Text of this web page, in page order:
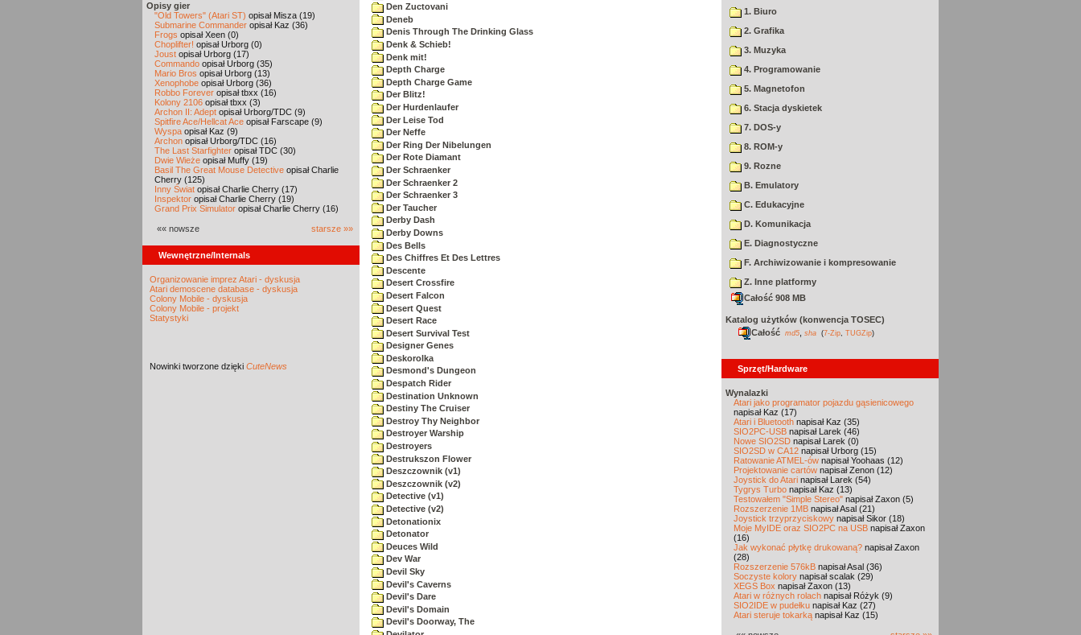
Opisy gier
"Old Towers" (Atari ST) opisał Misza (19)
Submarine Commander opisał Kaz (36)
Frogs opisał Xeen (0)
Choplifter! opisał Urborg (0)
Joust opisał Urborg (17)
Commando opisał Urborg (35)
Mario Bros opisał Urborg (13)
Xenophobe opisał Urborg (36)
Robbo Forever opisał tbxx (16)
Kolony 2106 opisał tbxx (3)
Archon II: Adept opisał Urborg/TDC (9)
Spitfire Ace/Hellcat Ace opisał Farscape (9)
Wyspa opisał Kaz (9)
Archon opisał Urborg/TDC (16)
The Last Starfighter opisał TDC (30)
Dwie Wieże opisał Muffy (19)
Basil The Great Mouse Detective opisał Charlie
Cherry (125)
Inny Świat opisał Charlie Cherry (17)
Inspektor opisał Charlie Cherry (19)
Grand Prix Simulator opisał Charlie Cherry (16)
«« nowsze starsze »»
Wewnętrzne/Internals
Organizowanie imprez Atari - dyskusja
Atari demoscene database - dyskusja
Colony Mobile - dyskusja
Colony Mobile - projekt
Statystyki
Nowinki tworzone dzięki CuteNews
Den Zuctovani
Deneb
Denis Through The Drinking Glass
Denk & Schieb!
Denk mit!
Depth Charge
Depth Charge Game
Der Blitz!
Der Hurdenlaufer
Der Leise Tod
Der Neffe
Der Ring Der Nibelungen
Der Rote Diamant
Der Schraenker
Der Schraenker 2
Der Schraenker 3
Der Taucher
Derby Dash
Derby Downs
Des Bells
Des Chiffres Et Des Lettres
Descente
Desert Crossfire
Desert Falcon
Desert Quest
Desert Race
Desert Survival Test
Designer Genes
Deskorolka
Desmond's Dungeon
Despatch Rider
Destination Unknown
Destiny The Cruiser
Destroy Thy Neighbor
Destroyer Warship
Destroyers
Destrukszon Flower
Deszczownik (v1)
Deszczownik (v2)
Detective (v1)
Detective (v2)
Detonationix
Detonator
Deuces Wild
Dev War
Devil Sky
Devil's Caverns
Devil's Dare
Devil's Domain
Devil's Doorway, The
1. Biuro
2. Grafika
3. Muzyka
4. Programowanie
5. Magnetofon
6. Stacja dyskietek
7. DOS-y
8. ROM-y
9. Rozne
B. Emulatory
C. Edukacyjne
D. Komunikacja
E. Diagnostyczne
F. Archiwizowanie i kompresowanie
Z. Inne platformy
Całość 908 MB
Katalog użytków (konwencja TOSEC)
Całość md5 sha (7-Zip TUGZip)
Sprzęt/Hardware
Wynalazki
Atari jako programator pojazdu gąsienicowego
napisał Kaz (17)
Atari i Bluetooth napisał Kaz (35)
SIO2PC-USB napisał Larek (46)
Nowe SIO2SD napisał Larek (0)
SIO2SD w CA12 napisał Urborg (15)
Ratowanie ATMEL-ów napisał Yoohaas (12)
Projektowanie cartów napisał Zenon (12)
Joystick do Atari napisał Larek (54)
Tygrys Turbo napisał Kaz (13)
Testowałem "Simple Stereo" napisał Zaxon (5)
Rozszerzenie 1MB napisał Asal (21)
Joystick trzyprzyciskowy napisał Sikor (18)
Moje MyIDE oraz SIO2PC na USB napisał Zaxon
(16)
Jak wykonać płytkę drukowaną? napisał Zaxon
(28)
Rozszerzenie 576kB napisał Asal (36)
Soczyste kolory napisał scalak (29)
XEGS Box napisał Zaxon (13)
Atari w różnych rolach napisał Różyk (9)
SIO2IDE w pudełku napisał Kaz (27)
Atari steruje tokarką napisał Kaz (15)